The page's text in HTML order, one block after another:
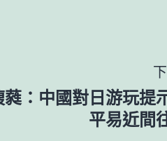
：中國對日游玩提
平易近間